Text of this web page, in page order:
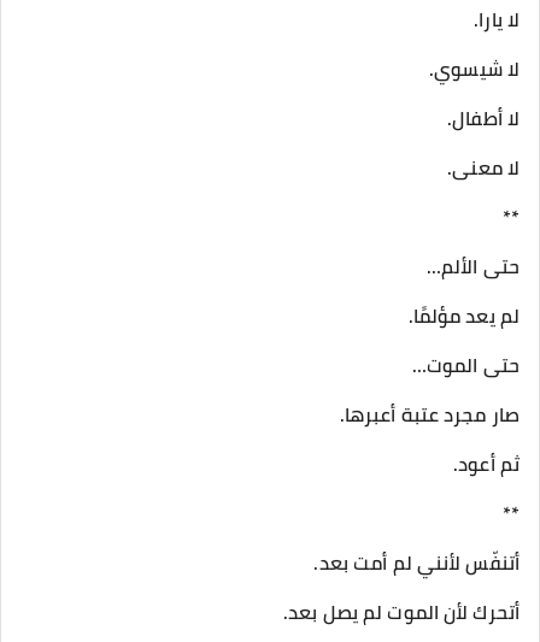
لا يارا.
لا شيسوي.
لا أطفال.
لا معنى.
**
حتى الألم…
لم يعد مؤلمًا.
حتى الموت…
صار مجرد عتبة أعبرها.
ثم أعود.
**
أتنفّس لأنني لم أمت بعد.
أتحرك لأن الموت لم يصل بعد.